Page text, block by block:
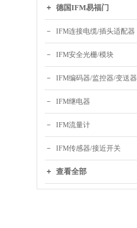
德国IFM易福门
IFM连接电缆/插头适配器
IFM安全光栅/模块
IFM编码器/监控器/变送器
IFM继电器
IFM流量计
IFM传感器/接近开关
查看全部